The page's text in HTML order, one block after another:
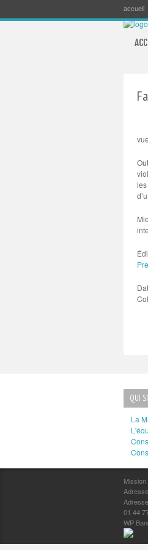
accueil
QUI
La
01 44
WP